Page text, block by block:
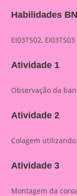
Habilidades
EI03TS02, EI03TS03
Atividade 1
Observação da
Atividade 2
Colagem
Atividade 3
Montagem da